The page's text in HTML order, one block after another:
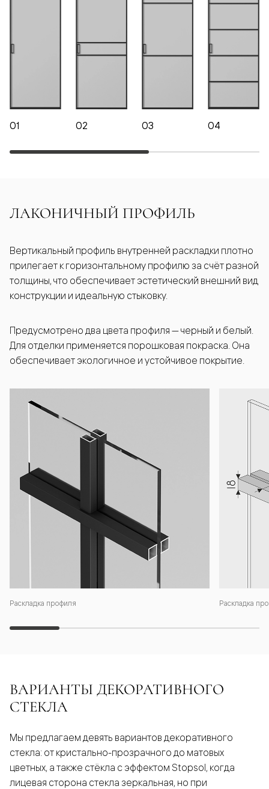
01 02 03 04
ЛАКОНИЧНЫЙ ПРОФИЛЬ
Раскладка профиля Раскладка
Вертикальный профиль внутренней раскладки плотно
прилегает к горизонтальному профилю за счёт разной
толщины, что обеспечивает эстетический внешний вид
конструкции и идеальную стыковку.
Предусмотрено два цвета профиля — черный и белый.
Для отделки применяется порошковая покраска. Она
обеспечивает экологичное и устойчивое покрытие.
ВАРИАНТЫ ДЕКОРАТИВНОГО
СТЕКЛА
Мы предлагаем девять вариантов декоративного
стекла: от кристально-прозрачного до матовых
цветных, а также стёкла с эффектом Stopsol, когда
лицевая сторона стекла зеркальная, но при